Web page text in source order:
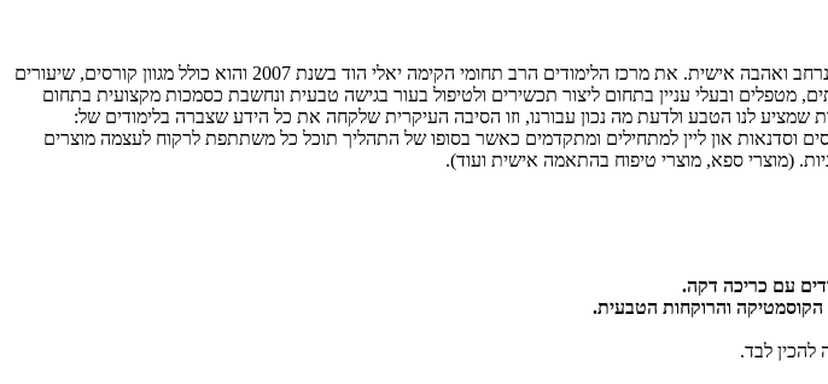
יאלי הוד מפתחת ומייצרת מוצרי קוסמטיקה טבעיים החל משנת 2003 ומשלבת בכך תפיסת עולם ידע מקצועני נרחב ואהבה אישית. את מרכז הלימודים הרב תחומי הקימה יאלי הוד בשנת 2007 והוא כולל מגוון קורסים, שיעורים
ובעלי עניין בתחום ליצור תכשירים ולטיפול בעור בגישה טבעית ונחשבת כסמכות מקצועית בתחום
שמציע לנו הטבע ולדעת מה נכון עבורנו, וזו הסיבה העיקרית שלקחה את כל הידע שצברה בלימודים של:
וסדנאות און ליין למתחילים ומתקדמים כאשר בסופו של התהליך תוכל כל משתתפת לרקוח לעצמה מוצרים
(מוצרי ספא, מוצרי טיפוח בהתאמה אישית ועוד).
הקוסמטיקה והרוקחות הטבעית.
להכין לבד.